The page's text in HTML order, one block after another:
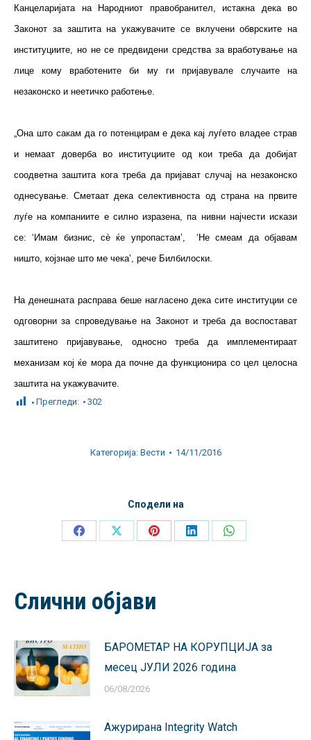
Канцеларијата на Народниот правобранител, истакна дека во
Законот за заштита на укажувачите се вклучени обврските на
институциите, но не се предвидени средства за вработување на
лице кому вработените би му ги пријавувале случаите на
незаконско и неетичко работење.
„Она што сакам да го потенцирам е дека кај луѓето владее страв
и немаат доверба во институциите од кои треба да добијат
соодветна заштита кога треба да пријават случај на незаконско
однесување. Сметаат дека селективноста од страна на првите
луѓе на компаниите е силно изразена, па нивни најчести искази
се: ‘Имам бизнис, сè ќе упропастам’, ‘Не смеам да објавам
ништо, којзнае што ме чека’, рече Билбилоски.
На денешната расправа беше нагласено дека сите институции се
одговорни за спроведување на Законот и треба да воспостават
заштитено пријавување, односно треба да имплементираат
механизам кој ќе мора да почне да функционира со цел целосна
заштита на укажувачите.
Прегледи:
302
Категорија: Вести 14/11/2016
Сподели на
Share
Share
Share
Share
Share
Слични објави
БАРОМЕТАР НА КОРУПЦИЈА за
месец ЈУЛИ 2026 година
06/08/2026
Ажурирана Integrity Watch